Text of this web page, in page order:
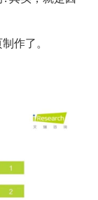
作了。